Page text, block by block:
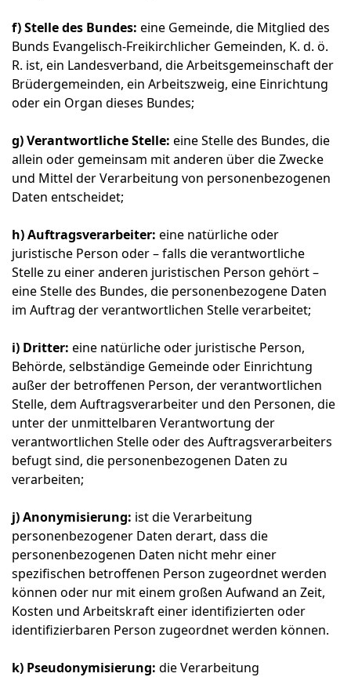
f) Stelle des Bundes: eine Gemeinde, die Mitglied des
Bunds Evangelisch-Freikirchlicher Gemeinden, K. d. ö.
R. ist, ein Landesverband, die Arbeitsgemeinschaft der
Brüdergemeinden, ein Arbeitszweig, eine Einrichtung
oder ein Organ dieses Bundes;
g) Verantwortliche Stelle: eine Stelle des Bundes, die
allein oder gemeinsam mit anderen über die Zwecke
und Mittel der Verarbeitung von personenbezogenen
Daten entscheidet;
h) Auftragsverarbeiter: eine natürliche oder
juristische Person oder – falls die verantwortliche
Stelle zu einer anderen juristischen Person gehört –
eine Stelle des Bundes, die personenbezogene Daten
im Auftrag der verantwortlichen Stelle verarbeitet;
i) Dritter: eine natürliche oder juristische Person,
Behörde, selbständige Gemeinde oder Einrichtung
außer der betroffenen Person, der verantwortlichen
Stelle, dem Auftragsverarbeiter und den Personen, die
unter der unmittelbaren Verantwortung der
verantwortlichen Stelle oder des Auftragsverarbeiters
befugt sind, die personenbezogenen Daten zu
verarbeiten;
j) Anonymisierung: ist die Verarbeitung
personenbezogener Daten derart, dass die
personenbezogenen Daten nicht mehr einer
spezifischen betroffenen Person zugeordnet werden
können oder nur mit einem großen Aufwand an Zeit,
Kosten und Arbeitskraft einer identifizierten oder
identifizierbaren Person zugeordnet werden können.
k) Pseudonymisierung: die Verarbeitung